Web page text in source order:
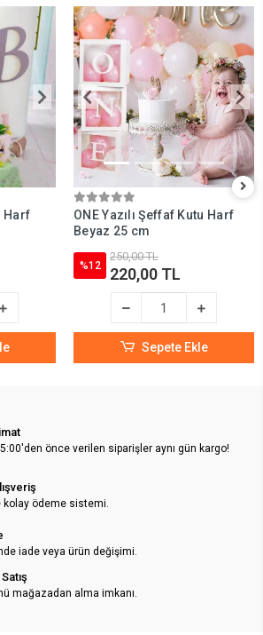
Harf
ONE Yazılı Şeffaf Kutu Harf
Beyaz 25 cm
%12
250,00 TL
220,00 TL
Sepete Ekle
önce verilen siparişler aynı gün kargo!
kolay ödeme sistemi.
iade veya ürün değişimi.
mağazadan alma imkanı.